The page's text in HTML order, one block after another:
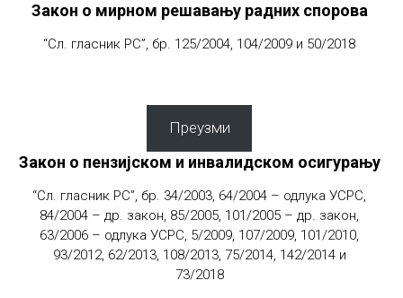
Закон о мирном решавању радних спорова
“Сл. гласник РС”, бр. 125/2004, 104/2009 и 50/2018
Преузми
Закон о пензијском и инвалидском осигурању
“Сл. гласник РС”, бр. 34/2003, 64/2004 – одлука УСРС,
84/2004 – др. закон, 85/2005, 101/2005 – др. закон,
63/2006 – одлука УСРС, 5/2009, 107/2009, 101/2010,
93/2012, 62/2013, 108/2013, 75/2014, 142/2014 и
73/2018